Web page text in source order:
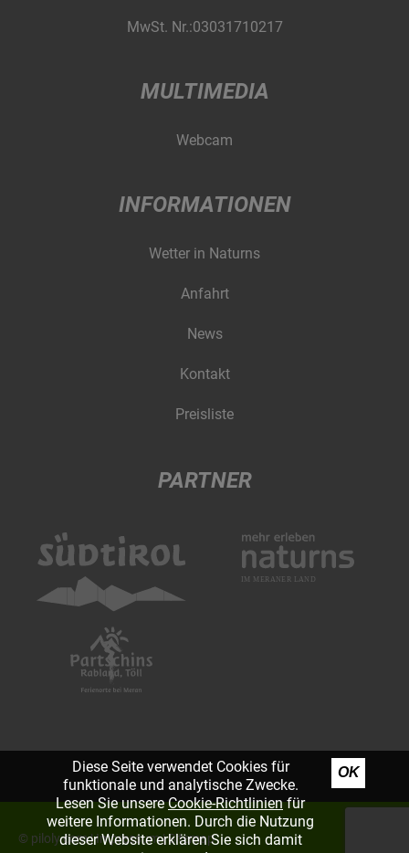
MwSt. Nr.:03031710217
MULTIMEDIA
Webcam
INFORMATIONEN
Wetter in Naturns
Anfahrt
News
Kontakt
Preisliste
PARTNER
© piloly.com|Impressum|Sitemap
Diese Seite verwendet Cookies für
funktionale und analytische Zwecke.
Lesen Sie unsereCookie-Richtlinienfür
weitere Informationen. Durch die Nutzung
dieser Website erklären Sie sich damit
OK